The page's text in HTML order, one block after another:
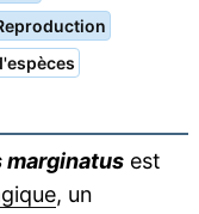
marginatusest
, un